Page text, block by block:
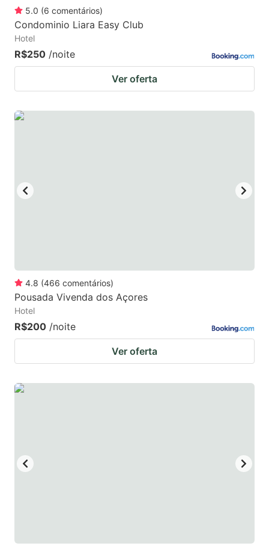
5.0 (6 comentários)
Condominio Liara Easy Club
Hotel
R$250 /noite
Ver oferta
4.8 (466 comentários)
Pousada Vivenda dos Açores
Hotel
R$200 /noite
Ver oferta